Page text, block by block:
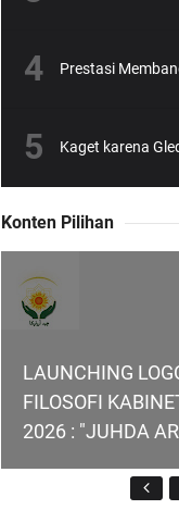
Kaget karena
Konten Pilihan
LAUNCHING
FILOSOFI
2026 : "JUHDA